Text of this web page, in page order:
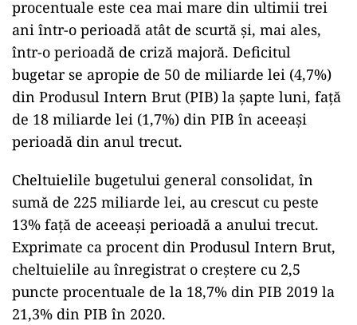
procentuale este cea mai mare din ultimii trei
ani într-o perioadă atât de scurtă și, mai ales,
într-o perioadă de criză majoră. Deficitul
bugetar se apropie de 50 de miliarde lei (4,7%)
din Produsul Intern Brut (PIB) la șapte luni, față
de 18 miliarde lei (1,7%) din PIB în aceeași
perioadă din anul trecut.
Cheltuielile bugetului general consolidat, în
sumă de 225 miliarde lei, au crescut cu peste
13% față de aceeași perioadă a anului trecut.
Exprimate ca procent din Produsul Intern Brut,
cheltuielile au înregistrat o creștere cu 2,5
puncte procentuale de la 18,7% din PIB 2019 la
21,3% din PIB în 2020.